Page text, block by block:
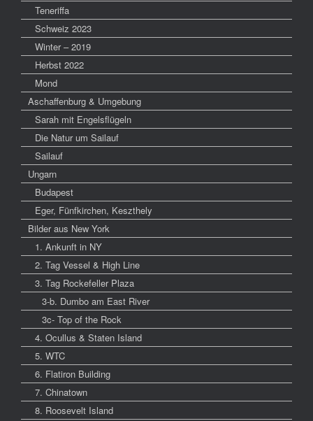
Teneriffa
Schweiz 2023
Winter – 2019
Herbst 2022
Mond
Aschaffenburg & Umgebung
Sarah mit Engelsflügeln
Die Natur um Sailauf
Sailauf
Ungarn
Budapest
Eger, Fünfkirchen, Keszthely
Bilder aus New York
1. Ankunft in NY
2. Tag Vessel & High Line
3. Tag Rockefeller Plaza
3-b. Dumbo am East River
3c- Top of the Rock
4. Ocullus & Staten Island
5. WTC
6. Flatiron Building
7. Chinatown
8. Roosevelt Island